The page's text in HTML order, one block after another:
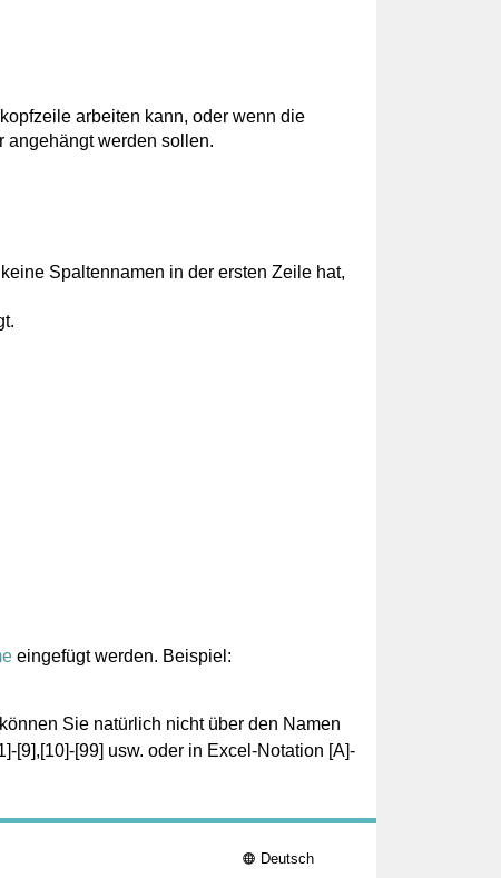
arbeiten kann, oder wenn die
angehängt werden sollen.
Spaltennamen in der ersten Zeile hat,
eingefügt werden. Beispiel:
Sie natürlich nicht über den Namen
[9],[10]-[99] usw. oder in Excel-Notation [A]-
Deutsch